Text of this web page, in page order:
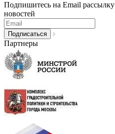
Подпишитесь на Email рассылку
новостей
Партнеры